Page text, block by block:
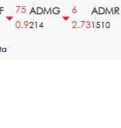
75
0.9
ADMG
214
2.73
ADMR
1510